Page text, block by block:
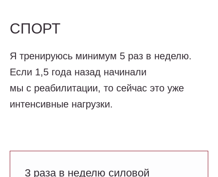
СПОРТ
Я тренируюсь минимум 5 раз в неделю.
Если 1,5 года назад начинали
мы с реабилитации, то сейчас это уже
интенсивные нагрузки.
3 раза в неделю силовой